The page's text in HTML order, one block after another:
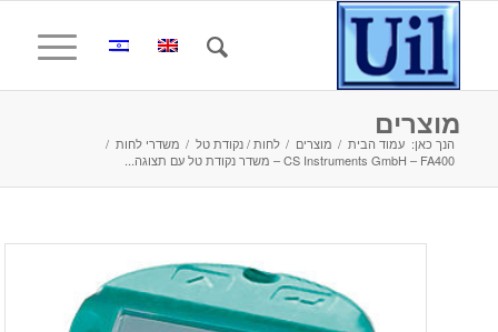
מוצרים
הנך כאן: עמוד הבית / מוצרים / לחות / נקודת טל / משדרי לחות /
CS Instruments GmbH – FA400 – משדר נקודת טל עם תצוגה...